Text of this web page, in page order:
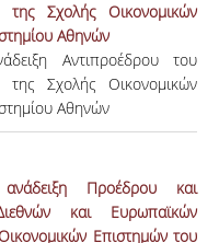
της Σχολής Οικονομικών
Αθηνών
Αντιπροέδρου του
της Σχολής Οικονομικών
Αθηνών
Προέδρου και
και Ευρωπαϊκών
Επιστημών του